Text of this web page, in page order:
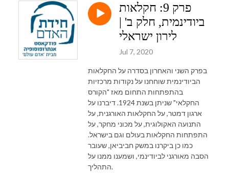
פרק 9: חקלאות
ביודינמית, חלק ב' |
לירון ישראלי
Jul 7, 2020
בפרק השני והאחרון בסדרה על החקלאות
הביודינמית שוחחנו על נקודות מרכזיות
בהתפתחות התחום מאז "הקורס
החקלאי" שניתן בשנת 1924. דיברנו על
ארגון דמטר, על החקלאות האורגנית, על
התנועה האקולוגית, על מכוני מחקר, על
התפתחות החקלאות בעולם וגם בישראל.
כמו כן ביקרנו במשק חביביאן, שעובר
הסבה מאורגני לביודינמי, ושמענו ממנו על
התהליך.